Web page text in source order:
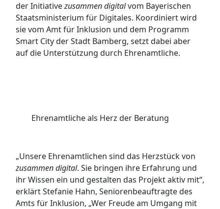
der Initiativezusammen digitalvom Bayerischen
Staatsministerium für Digitales. Koordiniert wird
sie vom Amt für Inklusion und dem Programm
Smart City der Stadt Bamberg, setzt dabei aber
auf die Unterstützung durch Ehrenamtliche.
Ehrenamtliche als Herz der Beratung
„Unsere Ehrenamtlichen sind das Herzstück von
zusammen digital. Sie bringen ihre Erfahrung und
ihr Wissen ein und gestalten das Projekt aktiv mit“,
erklärt Stefanie Hahn, Seniorenbeauftragte des
Amts für Inklusion, „Wer Freude am Umgang mit